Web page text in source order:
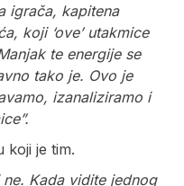
igrača, kapitena
koji ‘ove’ utakmice
te energije se
tako je. Ovo je
izanaliziramo i
koji je tim.
Kada vidite jednog